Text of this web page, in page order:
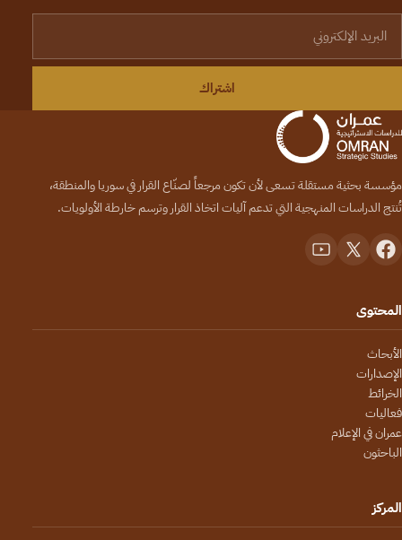
اشتراك
مؤسسة بحثية مستقلة تسعى لأن تكون مرجعاً لصنّاع القرار في سوريا والمنطقة،
تُنتج الدراسات المنهجية التي تدعم آليات اتخاذ القرار وترسم خارطة الأولويات.
المحتوى
الأبحاث
الإصدارات
الخرائط
فعاليات
عمران في الإعلام
الباحثون
المركز